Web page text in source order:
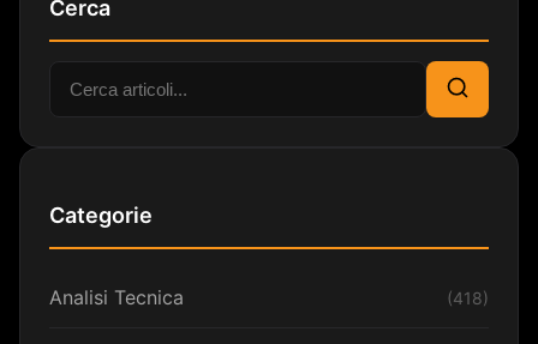
Cerca
Cerca:
Cerca
Categorie
Analisi Tecnica (418)